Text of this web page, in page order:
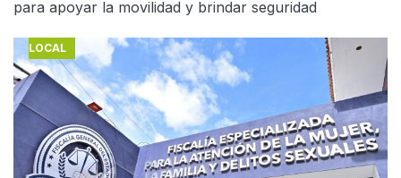
para apoyar la movilidad y brindar seguridad
LOCAL